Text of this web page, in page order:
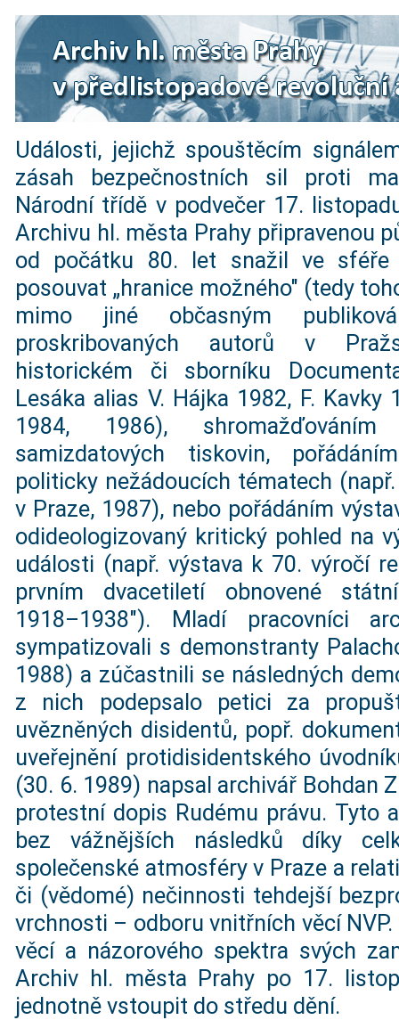
Události, jejichž spouštěcím
zásah bezpečnostních sil proti
Národní třídě v podvečer 17.
Archivu hl. města Prahy připravenou
od počátku 80. let snažil ve sféře
posouvat „hranice možného" (tedy
mimo jiné občasným
proskribovaných autorů v
historickém či sborníku
Lesáka alias V. Hájka 1982, F. Kavky
1984, 1986),
samizdatových tiskovin,
politicky nežádoucích tématech
v Praze, 1987), nebo pořádáním
odideologizovaný kritický pohled na
události (např. výstava k 70. výročí
prvním dvacetiletí obnovené
1918–1938"). Mladí pracovníci
sympatizovali s demonstranty
1988) a zúčastnili se následných
z nich podepsalo petici za
uvězněných disidentů, popř.
uveřejnění protidisidentského
(30. 6. 1989) napsal archivář Bohdan
protestní dopis Rudému právu. Tyto
bez vážnějších následků díky
společenské atmosféry v Praze a
či (vědomé) nečinnosti tehdejší
vrchnosti – odboru vnitřních věcí
věcí a názorového spektra svých
Archiv hl. města Prahy po 17.
jednotně vstoupit do středu dění.